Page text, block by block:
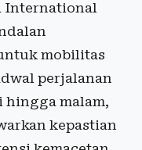
International
mobilitas
perjalanan
hingga malam,
kepastian